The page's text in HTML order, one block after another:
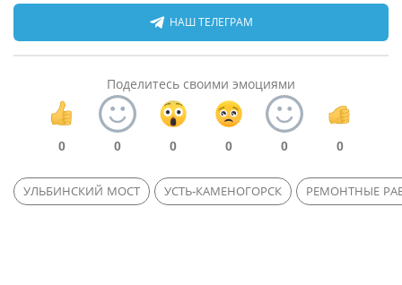
НАШ ТЕЛЕГРАМ
Поделитесь своими эмоциями
0 0 0 0 0 0
УЛЬБИНСКИЙ МОСТ УСТЬ-КАМЕНОГОРСК РЕМОНТНЫЕ